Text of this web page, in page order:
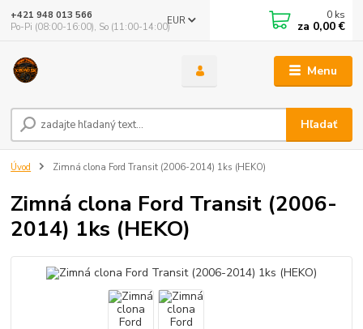
Menu
EUR
Hľadať
+421 948 013 566
Po-Pi (08:00-16:00), So (11:00-14:00)
0 ks
za 0,00 €
Úvod Zimná clona Ford Transit (2006-2014) 1ks (HEKO)
Zimná clona Ford Transit (2006-
2014) 1ks (HEKO)